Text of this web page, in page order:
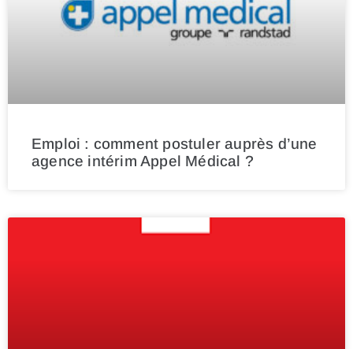
Emploi : comment postuler auprès d’une
agence intérim Appel Médical ?